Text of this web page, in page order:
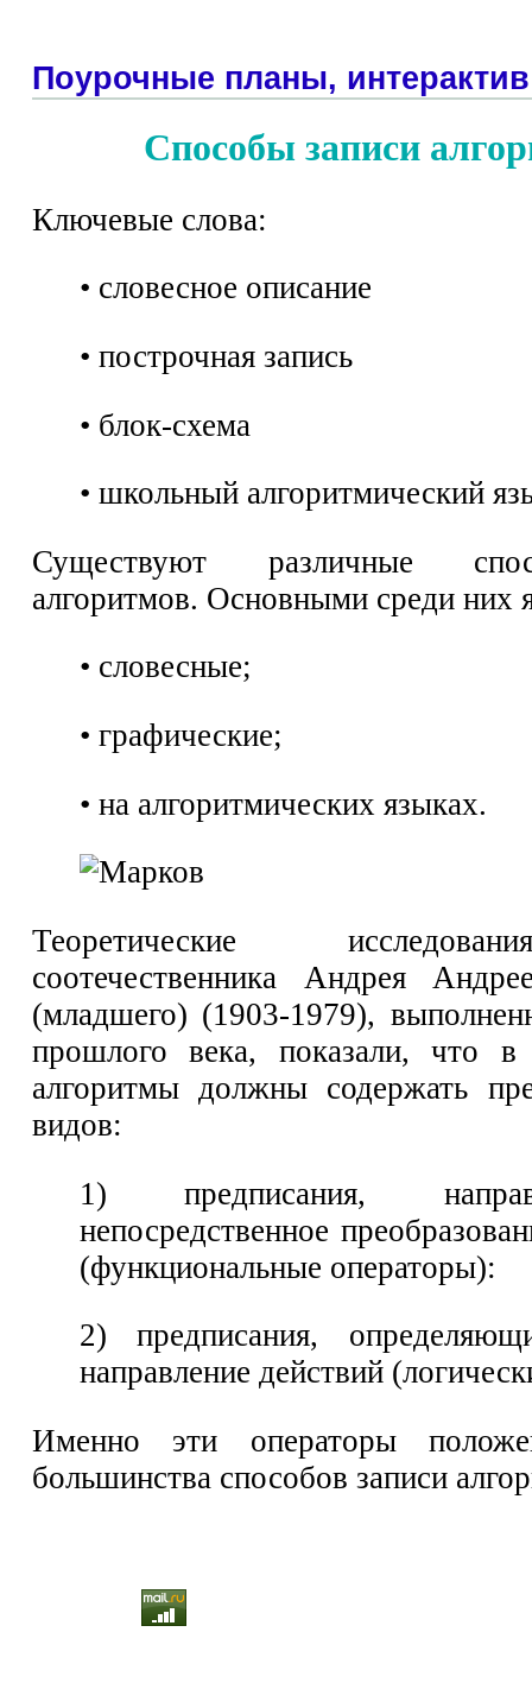
Поурочные планы, интерактив
Способы записи
Ключевые слова:
• словесное описание
• построчная запись
• блок-схема
• школьный алгоритмический
Существуют различные
алгоритмов. Основными среди них
• словесные;
• графические;
• на алгоритмических языках.
Теоретические
соотечественника Андрея
(младшего) (1903-1979),
прошлого века, показали, что
алгоритмы должны содержать
видов:
1) предписания,
непосредственное
(функциональные операторы):
2) предписания,
направление действий
Именно эти операторы
большинства способов записи